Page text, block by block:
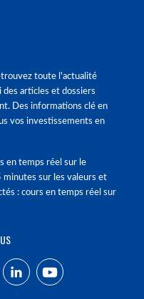
toute l'actualité
des articles et dossiers
Des informations clé en
vos investissements en
en temps réel sur le
sur les valeurs et
: cours en temps réel sur